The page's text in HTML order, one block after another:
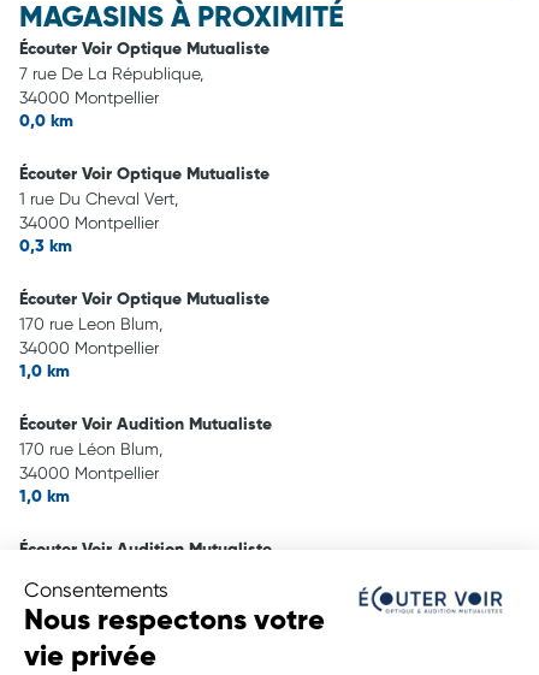
Consentements
Nous respectons votre
vie privée
MAGASINS À PROXIMITÉ
Écouter Voir Optique Mutualiste
7 rue De La République,
34000 Montpellier
0,0 km
Écouter Voir Optique Mutualiste
1 rue Du Cheval Vert,
34000 Montpellier
0,3 km
Écouter Voir Optique Mutualiste
170 rue Leon Blum,
34000 Montpellier
1,0 km
Écouter Voir Audition Mutualiste
170 rue Léon Blum,
34000 Montpellier
1,0 km
Écouter Voir Audition Mutualiste
34170 Castelnau Le Lez
2,5 km